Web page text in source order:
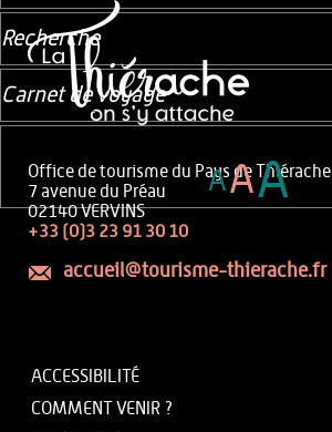
Office de tourisme du Pays de Thiérache
7 avenue du Préau
02140 VERVINS
+33 (0)3 23 91 30 10
accueil@tourisme-thierache.fr
ACCESSIBILITÉ
COMMENT VENIR ?
Recherche
Carnet de voyage
AAA